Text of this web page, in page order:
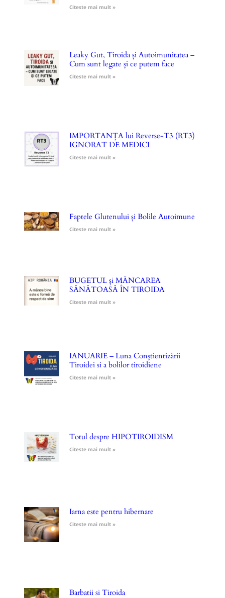
Citeste mai mult »
Leaky Gut, Tiroida și Autoimunitatea –
Cum sunt legate și ce putem face
Citeste mai mult »
IMPORTANȚA lui Reverse-T3 (RT3)
IGNORAT DE MEDICI
Citeste mai mult »
Faptele Glutenului și Bolile Autoimune
Citeste mai mult »
BUGETUL și MÂNCAREA
SĂNĂTOASĂ ÎN TIROIDA
Citeste mai mult »
IANUARIE – Luna Conștientizării
Tiroidei si a bolilor tiroidiene
Citeste mai mult »
Totul despre HIPOTIROIDISM
Citeste mai mult »
Iarna este pentru hibernare
Citeste mai mult »
Barbatii si Tiroida